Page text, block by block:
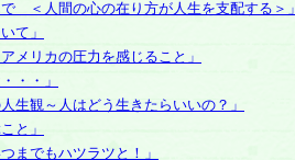
で ＜人間の心の在り方が人生を支配する＞」
て」
メリカの圧力を感じること」
・・」
生観～人はどう生きたらいいの？」
と」
までもハツラツと！」